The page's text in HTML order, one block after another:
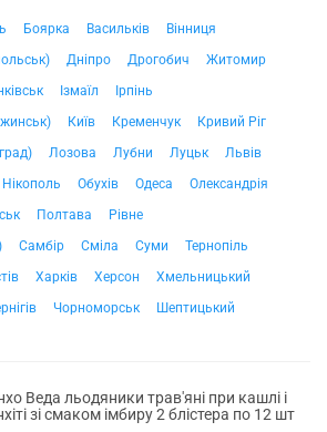
Боярка Васильків
Вінниця
Дніпро Дрогобич
Житомир
Ізмаїл
Ірпінь
Київ Кременчук
Кривий Ріг
Лозова Лубни Луцьк
Львів
Нікополь Обухів Одеса
Олександрія
Полтава
Рівне
Самбір Сміла Суми
Тернопіль
Харків Херсон
Хмельницький
Чорноморськ Шептицький
Веда льодяники трав'яні при кашлі і
зі смаком імбиру 2 блістера по 12 шт